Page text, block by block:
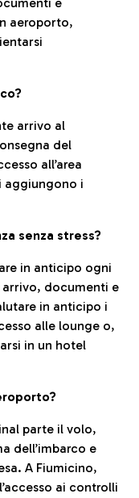
aeroporto,
arrivo al
del
all’area
aggiungono i
senza stress?
in anticipo ogni
documenti e
in anticipo i
alle lounge o,
in un hotel
parte il volo,
dell’imbarco e
A Fiumicino,
ai controlli